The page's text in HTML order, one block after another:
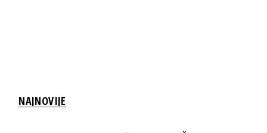
NAJNOVIJE